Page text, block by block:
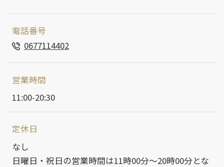
電話番号
0677114402
営業時間
11:00-20:30
定休日
なし
日曜日・祝日の営業時間は11時00分～20時00分とな